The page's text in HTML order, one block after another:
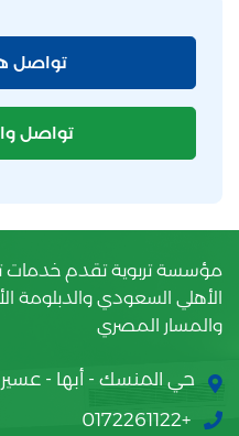
تواصل
تواصل
مؤسسة تربوية تقدم خدمات
الأهلي السعودي والدبلومة
والمسار المصري
حي المنسك - أبها - عسير
+0172261122